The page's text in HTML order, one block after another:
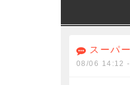
スーパ
08/06 14:12